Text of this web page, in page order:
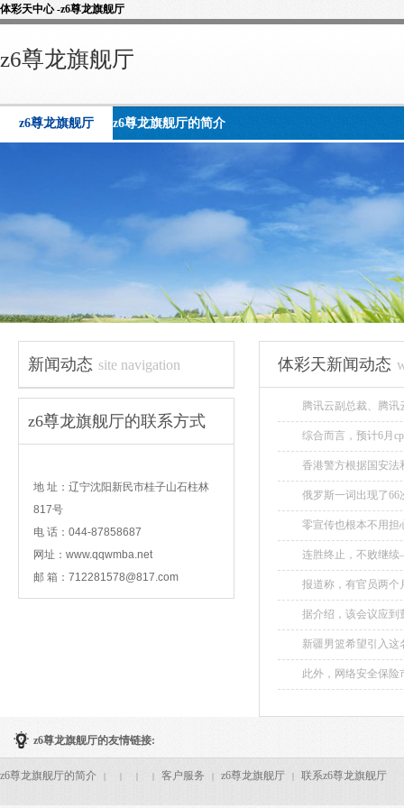
体彩天中心 -z6尊龙旗舰厅
z6尊龙旗舰厅
z6尊龙旗舰厅 z6尊龙旗舰厅的简介
新闻动态 site navigation
z6尊龙旗舰厅的联系方式
地 址：辽宁沈阳新民市桂子山石柱林
817号
电 话：044-87858687
网址：www.qqwmba.net
邮 箱： 712281578@817.com
体彩天新闻动态
腾讯云副总裁、腾
综合而言，预计6月
香港警方根据国安法
卫香港国安法权威，
安的正当之举，符合
俄罗斯一词出现了66
零宣传也根本不用担
的宫崎骏的告别之作
连胜终止，不败继
手相遇，最终美国队
报道称，有官员两个
据介绍，该会议应到
间回复。...
新疆男篮希望引入这
此外，网络安全保险
z6尊龙旗舰厅的友情链接:
z6尊龙旗舰厅的简介 | | | | 客户服务 | z6尊龙旗舰厅 | 联系z6尊龙旗舰厅